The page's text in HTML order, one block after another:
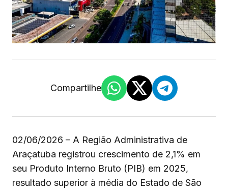
Compartilhe
02/06/2026 – A Região Administrativa de
Araçatuba registrou crescimento de 2,1% em
seu Produto Interno Bruto (PIB) em 2025,
resultado superior à média do Estado de São